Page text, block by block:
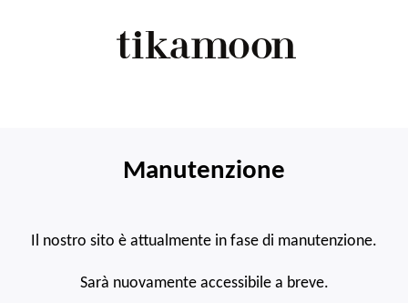
Manutenzione
Il nostro sito è attualmente in fase di manutenzione.
Sarà nuovamente accessibile a breve.